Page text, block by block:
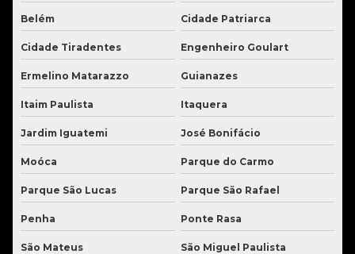
Belém Cidade Patriarca
Cidade Tiradentes Engenheiro Goulart
Ermelino Matarazzo Guianazes
Itaim Paulista Itaquera
Jardim Iguatemi José Bonifácio
Moóca Parque do Carmo
Parque São Lucas Parque São Rafael
Penha Ponte Rasa
São Mateus São Miguel Paulista